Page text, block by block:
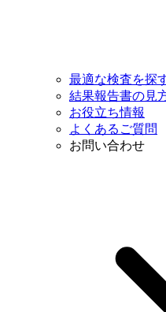
最適な検査を探
結果報告書の見
お役立ち情報
よくあるご質問
お問い合わせ